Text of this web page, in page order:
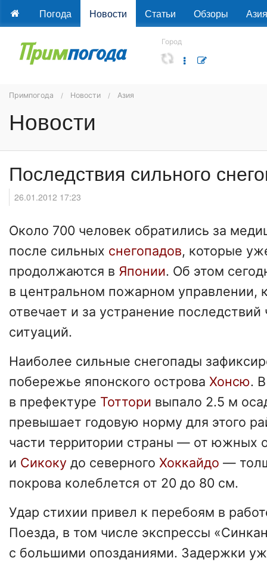
Погода Новости Статьи Обзоры Азия
Город
Примпогода Новости Азия
Новости
Последствия сильного
26.01.2012 17:23
Около 700 человек обратились за
после сильных снегопадов, которые
продолжаются в Японии. Об этом
в центральном пожарном управлении,
отвечает и за устранение
ситуаций.
Наиболее сильные снегопады
побережье японского острова Хонсю.
в префектуре Тоттори выпало 2.5 м
превышает годовую норму для этого
части территории страны — от южных
и Сикоку до северного Хоккайдо —
покрова колеблется от 20 до 80 см.
Удар стихии привел к перебоям в
Поезда, в том числе экспрессы
с большими опозданиями. Задержки